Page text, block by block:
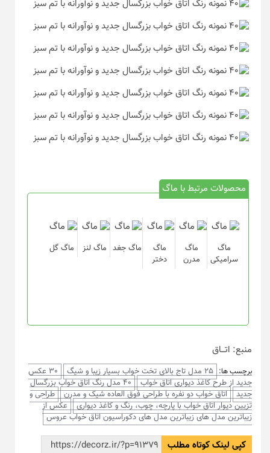
محصولات مرتبط با ماگ
ماگ
سرامیکی
ماگ
مدرن
ماگ
دختر
ماگ جغد ماگ لنز ماگ گل
منبع: اتـــاق
برچسب ها: 25 مدل تاج بالای تخت خواب بسیار زیبا و شیگ
30 عکس
جدید از طرح کاغذ دیواری اتاق خواب
40 مدل رنگ اتاق خواب بزرگسال
جدید
اتاق خواب دو نفره با طراحی فوق العاده شیک و مدرن
طراحی و
تزیین دیوار اتاق خواب با پارچه، چوب، رنگ و کاغذ دیواری
عکس از
زیباترین مدل های زیباترین مدل های دکوراسیون اتاق خواب عروس
کپی لینک کوتاه مطلب